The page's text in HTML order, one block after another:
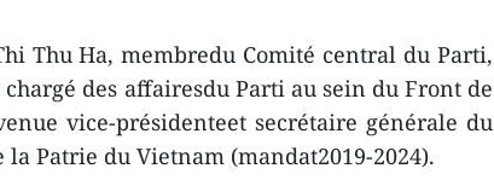
Thu Ha, membredu Comité central du Parti,
des affairesdu Parti au sein du Front de
vice-présidenteet secrétaire générale du
Patrie du Vietnam (mandat2019-2024).